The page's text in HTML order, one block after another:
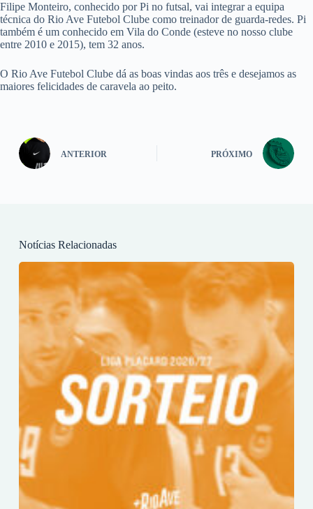
Filipe Monteiro, conhecido por Pi no futsal, vai integrar a equipa
técnica do Rio Ave Futebol Clube como treinador de guarda-redes. Pi
também é um conhecido em Vila do Conde (esteve no nosso clube
entre 2010 e 2015), tem 32 anos.
O Rio Ave Futebol Clube dá as boas vindas aos três e desejamos as
maiores felicidades de caravela ao peito.
ANTERIOR PRÓXIMO
Notícias Relacionadas